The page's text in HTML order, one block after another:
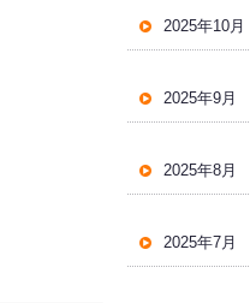
2025年10月
2025年9月
2025年8月
2025年7月